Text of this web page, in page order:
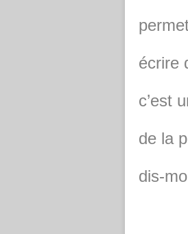
écrire
c’est
de la
dis-